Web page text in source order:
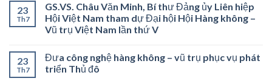
23
Th7
GS.VS. Châu Văn Minh, Bí thư Đảng ủy Liên hiệp
Hội Việt Nam tham dự Đại hội Hội Hàng không –
Vũ trụ Việt Nam lần thứ V
23
Th7
Đưa công nghệ hàng không – vũ trụ phục vụ phát
triển Thủ đô